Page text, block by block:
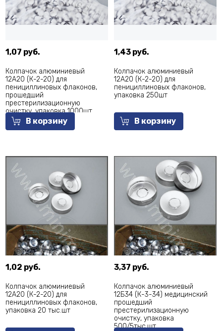
1,07 руб.
Колпачок алюминиевый
12А20 (К-2-20) для
пенициллиновых флаконов,
прошедший
престерилизационную
очистку, упаковка 1000шт
В корзину
1,43 руб.
Колпачок алюминиевый
12А20 (К-2-20) для
пенициллиновых флаконов,
упаковка 250шт
В корзину
1,02 руб.
Колпачок алюминиевый
12А20 (К-2-20) для
пенициллиновых флаконов,
упаковка 20 тыс.шт
3,37 руб.
Колпачок алюминиевый
12Б34 (К-3-34) медицинский
прошедший
престерилизационную
очистку, упаковка
500/5тыс.шт